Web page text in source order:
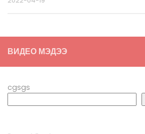
ВИДЕО МЭДЭЭ
cgsgs